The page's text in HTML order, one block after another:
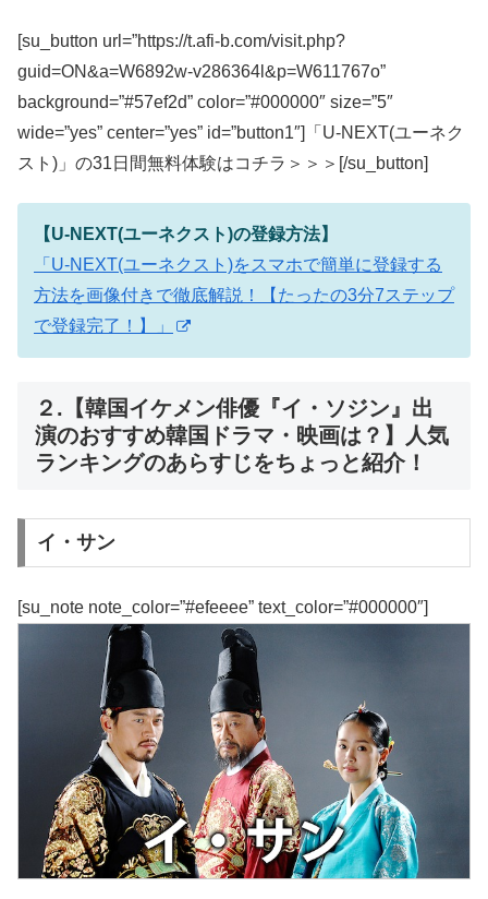
[su_button url=”https://t.afi-b.com/visit.php?
guid=ON&a=W6892w-v286364l&p=W611767o”
background=”#57ef2d” color=”#000000″ size=”5″
wide=”yes” center=”yes” id=”button1″]「U-NEXT(ユーネク
スト)」の31日間無料体験はコチラ＞＞＞[/su_button]
【U-NEXT(ユーネクスト)の登録方法】
「U-NEXT(ユーネクスト)をスマホで簡単に登録する
方法を画像付きで徹底解説！【たったの3分7ステップ
で登録完了！】」
２.【韓国イケメン俳優『イ・ソジン』出
演のおすすめ韓国ドラマ・映画は？】人気
ランキングのあらすじをちょっと紹介！
イ・サン
[su_note note_color=”#efeeee” text_color=”#000000″]